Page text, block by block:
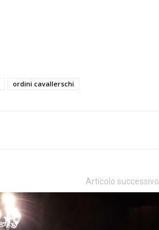
ordini cavallerschi
Articolo successivo